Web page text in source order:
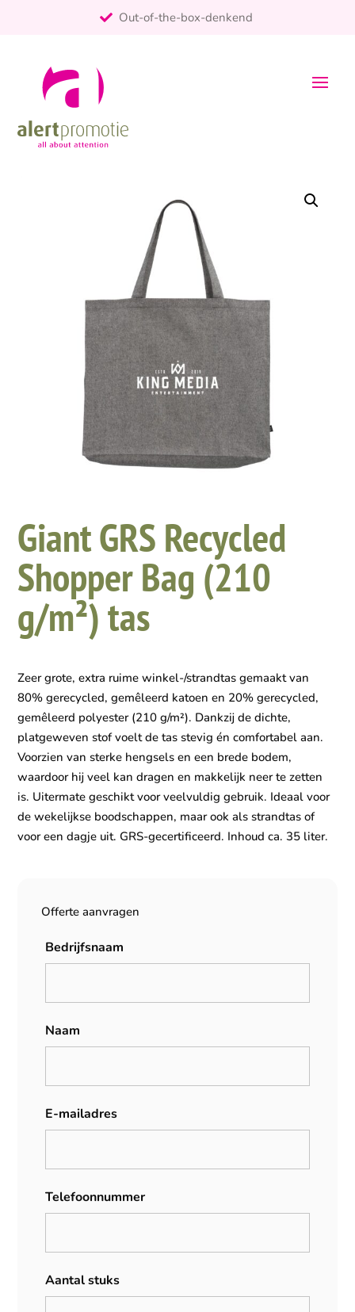
Out-of-the-box-denkend
Giant GRS Recycled
Shopper Bag (210
g/m²) tas
Zeer grote, extra ruime winkel-/strandtas gemaakt van
80% gerecycled, gemêleerd katoen en 20% gerecycled,
gemêleerd polyester (210 g/m²). Dankzij de dichte,
platgeweven stof voelt de tas stevig én comfortabel aan.
Voorzien van sterke hengsels en een brede bodem,
waardoor hij veel kan dragen en makkelijk neer te zetten
is. Uitermate geschikt voor veelvuldig gebruik. Ideaal voor
de wekelijkse boodschappen, maar ook als strandtas of
voor een dagje uit. GRS-gecertificeerd. Inhoud ca. 35 liter.
Offerte aanvragen
Bedrijfsnaam
Naam
E-mailadres
Telefoonnummer
Aantal stuks